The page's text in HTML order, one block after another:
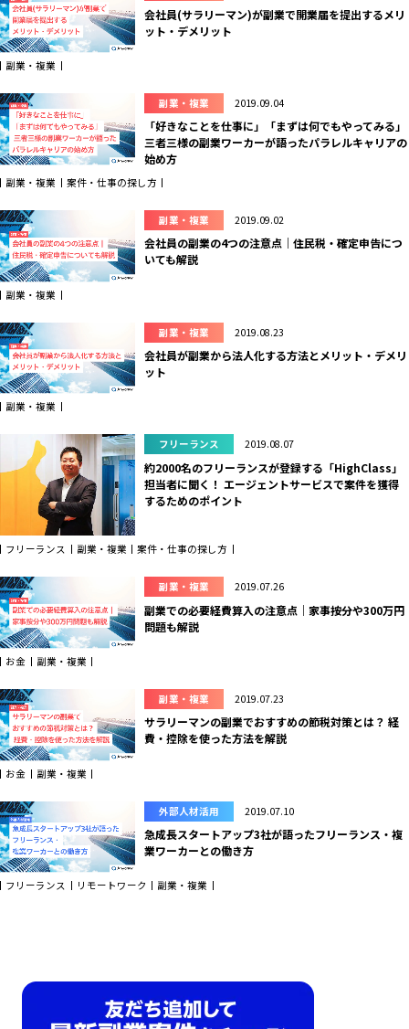
会社員(サラリーマン)が副業で開業届を提出するメリ
ット・デメリット
副業・複業
副業・複業 2019.09.04
「好きなことを仕事に」「まずは何でもやってみる」
三者三様の副業ワーカーが語ったパラレルキャリアの
始め方
副業・複業 案件・仕事の探し方
副業・複業 2019.09.02
会社員の副業の4つの注意点｜住民税・確定申告につ
いても解説
副業・複業
副業・複業 2019.08.23
会社員が副業から法人化する方法とメリット・デメリ
ット
副業・複業
フリーランス 2019.08.07
約2000名のフリーランスが登録する「HighClass」
担当者に聞く！ エージェントサービスで案件を獲得
するためのポイント
フリーランス 副業・複業 案件・仕事の探し方
副業・複業 2019.07.26
副業での必要経費算入の注意点｜家事按分や300万円
問題も解説
お金 副業・複業
副業・複業 2019.07.23
サラリーマンの副業でおすすめの節税対策とは？ 経
費・控除を使った方法を解説
お金 副業・複業
外部人材活用 2019.07.10
急成長スタートアップ3社が語ったフリーランス・複
業ワーカーとの働き方
フリーランス リモートワーク 副業・複業